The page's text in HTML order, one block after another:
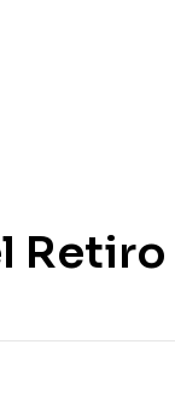
Retiro